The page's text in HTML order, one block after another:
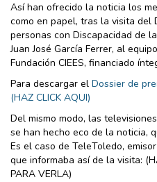
Así han ofrecido la noticia los
como en papel, tras la visita del
personas con Discapacidad de
Juan José García Ferrer, al
Fundación CIEES, financiado
Para descargar el Dossier de
(HAZ CLICK AQUI)
Del mismo modo, las
se han hecho eco de la noticia,
Es el caso de TeleToledo,
que informaba así de la visita:
PARA VERLA)